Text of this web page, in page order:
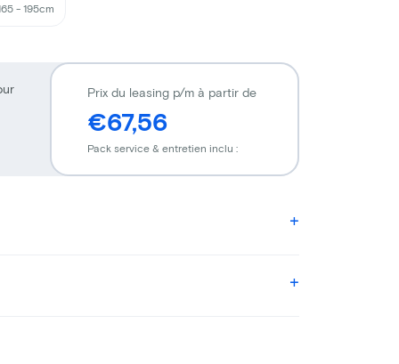
- 195cm
Prix du leasing p/m à partir de
€67,56
Pack service & entretien inclu :